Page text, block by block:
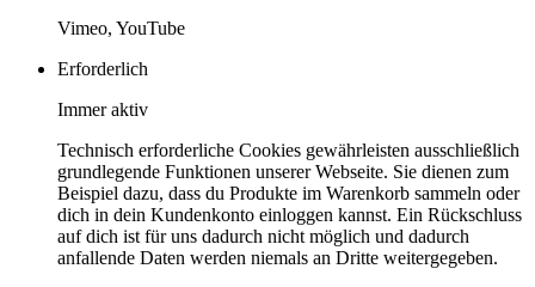
Vimeo, YouTube
Erforderlich
Immer aktiv
Technisch erforderliche Cookies gewährleisten ausschließlich
grundlegende Funktionen unserer Webseite. Sie dienen zum
Beispiel dazu, dass du Produkte im Warenkorb sammeln oder
dich in dein Kundenkonto einloggen kannst. Ein Rückschluss
auf dich ist für uns dadurch nicht möglich und dadurch
anfallende Daten werden niemals an Dritte weitergegeben.